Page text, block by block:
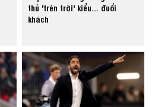
thủ 'trên trời' kiểu... đuổi
khách